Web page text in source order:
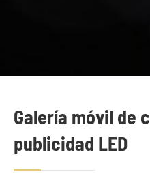
Galería móvil de
publicidad LED